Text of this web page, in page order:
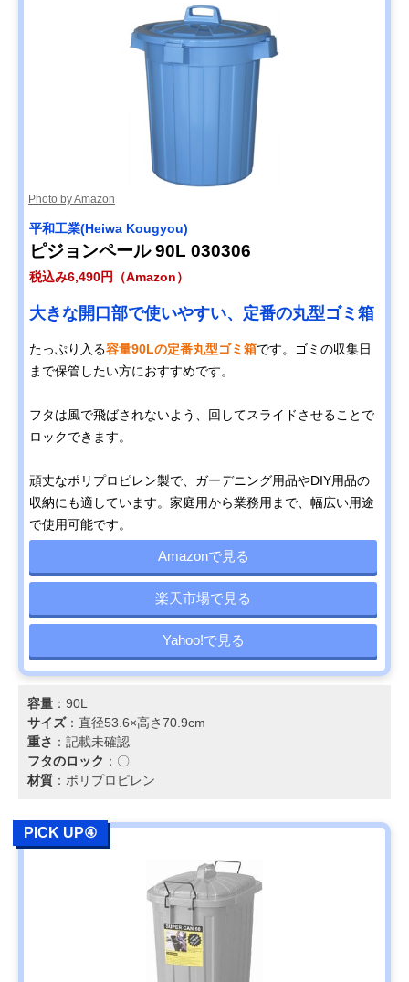
Photo by Amazon
平和工業(Heiwa Kougyou)
ピジョンペール 90L 030306
税込み6,490円（Amazon）
大きな開口部で使いやすい、定番の丸型ゴミ箱
たっぷり入る容量90Lの定番丸型ゴミ箱です。ゴミの収集日
まで保管したい方におすすめです。
フタは風で飛ばされないよう、回してスライドさせることで
ロックできます。
頑丈なポリプロピレン製で、ガーデニング用品やDIY用品の
収納にも適しています。家庭用から業務用まで、幅広い用途
で使用可能です。
Amazonで見る
楽天市場で見る
Yahoo!で見る
容量 ：90L
サイズ：直径53.6×高さ70.9cm
重さ ：記載未確認
フタのロック ：〇
材質 ：ポリプロピレン
PICK UP④